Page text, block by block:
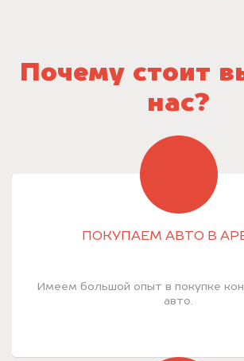
Почему стоит
нас?
ПОКУПАЕМ АВТО В
Имеем большой опыт в покупке
авто.